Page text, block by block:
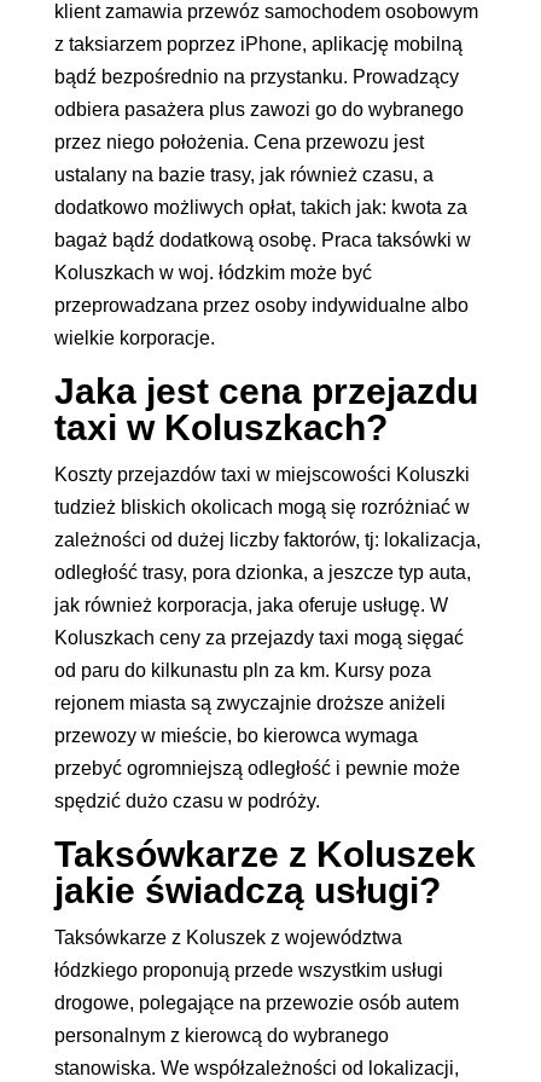
klient zamawia przewóz samochodem osobowym
z taksiarzem poprzez iPhone, aplikację mobilną
bądź bezpośrednio na przystanku. Prowadzący
odbiera pasażera plus zawozi go do wybranego
przez niego położenia. Cena przewozu jest
ustalany na bazie trasy, jak również czasu, a
dodatkowo możliwych opłat, takich jak: kwota za
bagaż bądź dodatkową osobę. Praca taksówki w
Koluszkach w woj. łódzkim może być
przeprowadzana przez osoby indywidualne albo
wielkie korporacje.
Jaka jest cena przejazdu
taxi w Koluszkach?
Koszty przejazdów taxi w miejscowości Koluszki
tudzież bliskich okolicach mogą się rozróżniać w
zależności od dużej liczby faktorów, tj: lokalizacja,
odległość trasy, pora dzionka, a jeszcze typ auta,
jak również korporacja, jaka oferuje usługę. W
Koluszkach ceny za przejazdy taxi mogą sięgać
od paru do kilkunastu pln za km. Kursy poza
rejonem miasta są zwyczajnie droższe aniżeli
przewozy w mieście, bo kierowca wymaga
przebyć ogromniejszą odległość i pewnie może
spędzić dużo czasu w podróży.
Taksówkarze z Koluszek
jakie świadczą usługi?
Taksówkarze z Koluszek z województwa
łódzkiego proponują przede wszystkim usługi
drogowe, polegające na przewozie osób autem
personalnym z kierowcą do wybranego
stanowiska. We współzależności od lokalizacji,